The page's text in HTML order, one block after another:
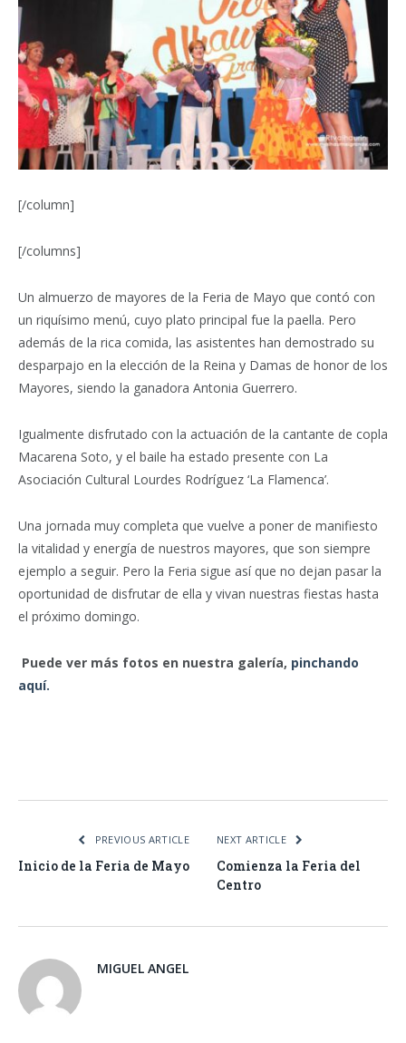
[/column]
[/columns]
Un almuerzo de mayores de la Feria de Mayo que contó con
un riquísimo menú, cuyo plato principal fue la paella. Pero
además de la rica comida, las asistentes han demostrado su
desparpajo en la elección de la Reina y Damas de honor de los
Mayores, siendo la ganadora Antonia Guerrero.
Igualmente disfrutado con la actuación de la cantante de copla
Macarena Soto, y el baile ha estado presente con La
Asociación Cultural Lourdes Rodríguez ‘La Flamenca’.
Una jornada muy completa que vuelve a poner de manifiesto
la vitalidad y energía de nuestros mayores, que son siempre
ejemplo a seguir. Pero la Feria sigue así que no dejan pasar la
oportunidad de disfrutar de ella y vivan nuestras fiestas hasta
el próximo domingo.
Puede ver más fotos en nuestra galería, pinchando
aquí.
PREVIOUS ARTICLE
Inicio de la Feria de Mayo
NEXT ARTICLE
Comienza la Feria del
Centro
MIGUEL ANGEL